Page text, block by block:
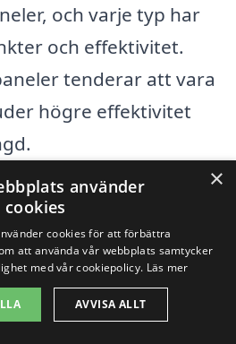
och varje typ har
och effektivitet.
tenderar att vara
högre effektivitet
är installationen.
kan variera
struktur och platsens
Professionell
och det
×
använder
cookies
cookies för att förbättra
att använda vår webbplats samtycker
med vår cookiepolicy. Läs mer
AVVISA ALLT